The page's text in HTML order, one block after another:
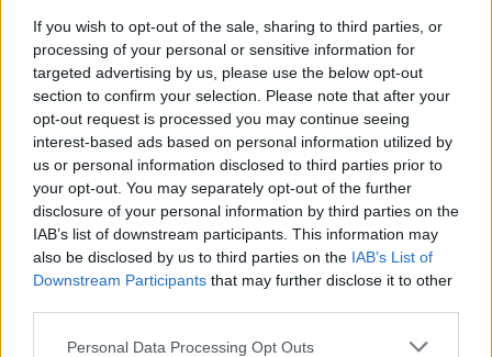
If you wish to opt-out of the sale, sharing to third parties, or
processing of your personal or sensitive information for
targeted advertising by us, please use the below opt-out
section to confirm your selection. Please note that after your
opt-out request is processed you may continue seeing
interest-based ads based on personal information utilized by
us or personal information disclosed to third parties prior to
your opt-out. You may separately opt-out of the further
disclosure of your personal information by third parties on the
IAB’s list of downstream participants. This information may
also be disclosed by us to third parties on the IAB’s List of
Downstream Participants that may further disclose it to other
Please note that this website/app uses one or more Google
Personal Data Processing Opt Outs
jobboldalon, nincsen ebben semmi…
Az önök messiása Bajnai? Hadd
gratuláljak!
Döry L.• 2012. október 11.
A Milla október 23-ai tüntetésén Bajnai visszatér. Két
év ellenzéki építkezési lehetőség után ott tartunk,
hogy még mindig a bukott miniszterelnök az
ellenzék messiása? Mér' nem rögtön Medgyessy,
hiszen róla sincs már rossz emlékünk...Tényleg nincs
jobb nála? A…